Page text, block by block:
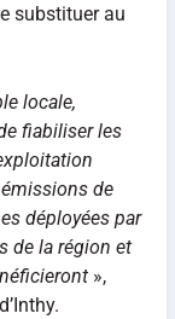
substituer au
locale,
fiabiliser les
de
déployées par
de la région et
»,